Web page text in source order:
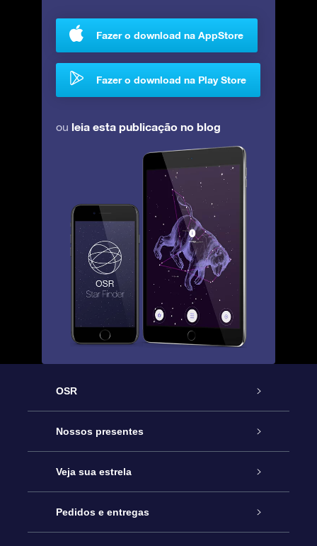
Fazer o download na AppStore
Fazer o download na Play Store
ou leia esta publicação no blog
OSR
Serviço
Entre em contato conosco
Blog
Nossos presentes
Presente estrelar on-line
Pacote de presente da OSR
Veja sua estrela
Star Register
Pedidos e entregas